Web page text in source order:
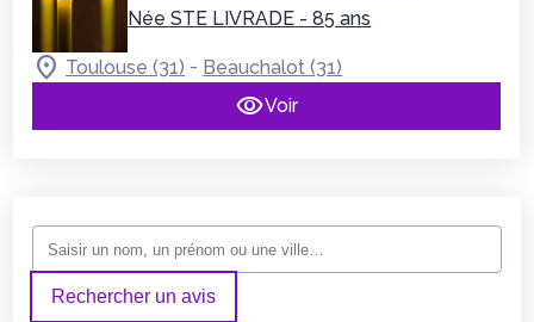
Née STE LIVRADE - 85 ans
Toulouse (31) - Beauchalot (31)
Voir
Rechercher un avis